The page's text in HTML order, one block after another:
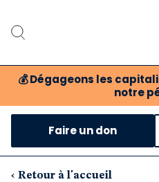
💰 Dégageons les
notre
Faire un don
‹ Retour à l'accueil